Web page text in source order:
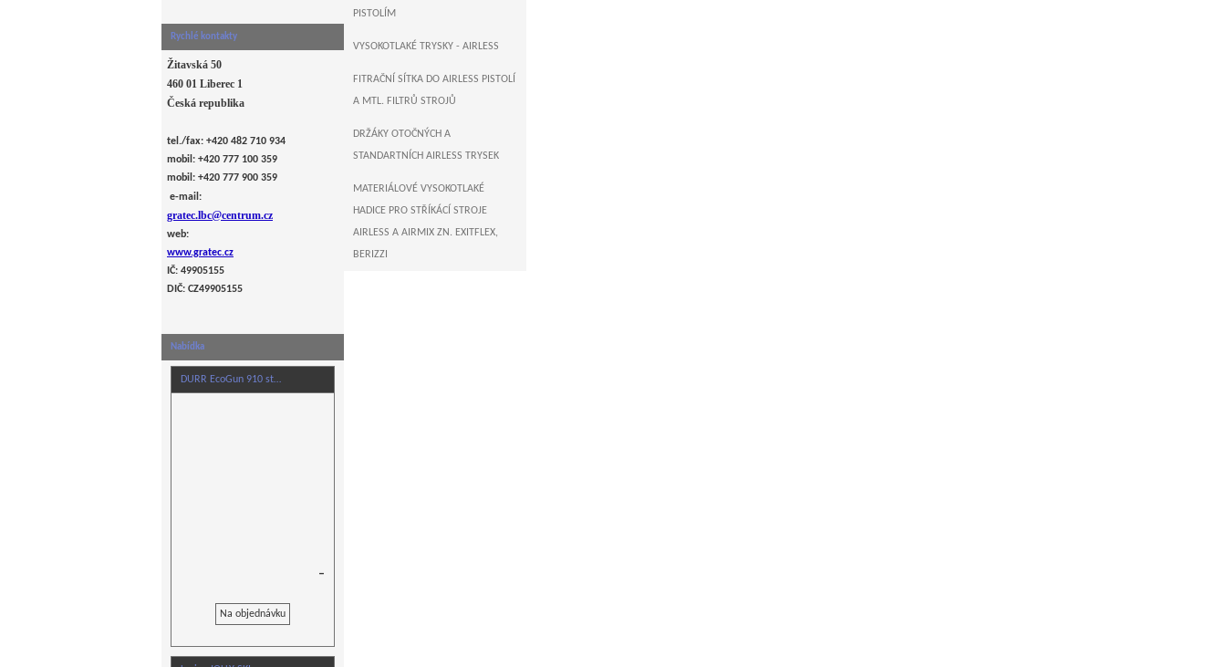
PISTOLÍM
VYSOKOTLAKÉ TRYSKY - AIRLESS
FITRAČNÍ SÍTKA DO AIRLESS PISTOLÍ
A MTL. FILTRŮ STROJŮ
DRŽÁKY OTOČNÝCH A
STANDARTNÍCH AIRLESS TRYSEK
MATERIÁLOVÉ VYSOKOTLAKÉ
HADICE PRO STŘÍKÁCÍ STROJE
AIRLESS A AIRMIX ZN. EXITFLEX,
BERIZZI
Rychlé kontakty
Žitavská 50
460 01 Liberec 1
Česká republika
tel./fax: +420 482 710 934
mobil: +420 777 100 359
mobil: +420 777 900 359
e-mail:
gratec.lbc@centrum.cz
web:
www.gratec.cz
IČ: 49905155
DIČ: CZ49905155
Nabídka
DURR EcoGun 910 st…
–
Na objednávku